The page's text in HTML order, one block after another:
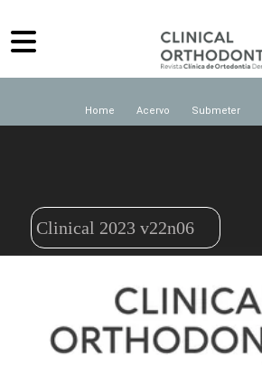
Home Acervo Submeter
Clinical 2023 v22n06